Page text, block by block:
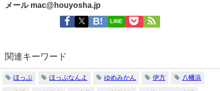
メール mac@houyosha.jp
LINE
関連キーワード
ほっぷ ほっぷなんよ ゆめみかん 伊方 八幡浜